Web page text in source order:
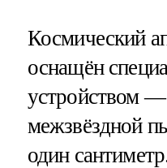
Космический
оснащён
устройством
межзвёздной
один